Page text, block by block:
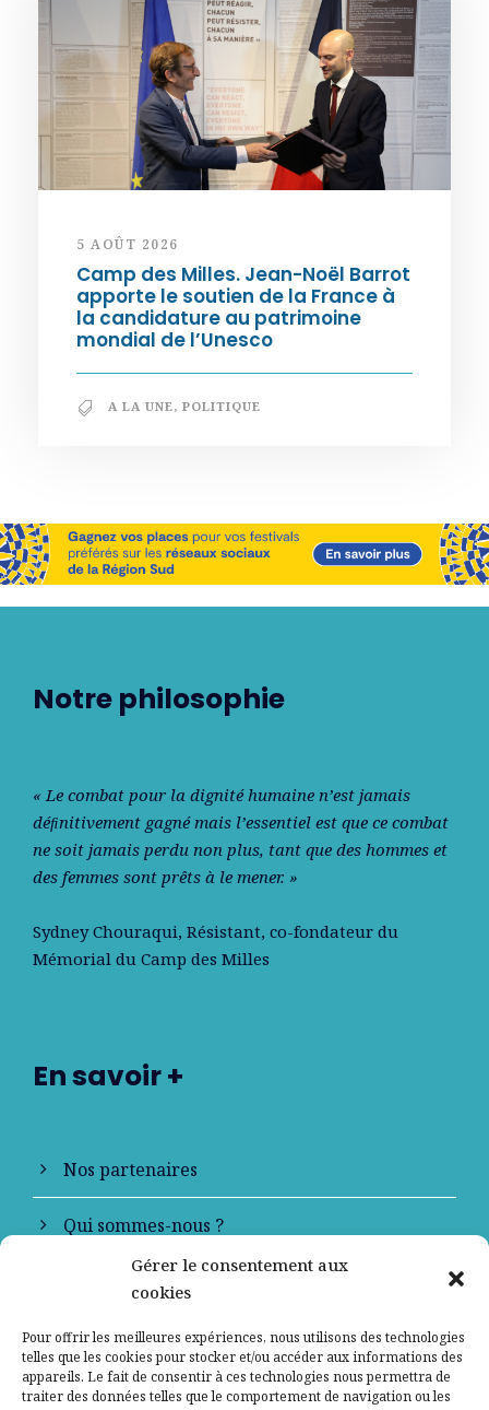
Gérer le consentement aux
cookies
Pour offrir les meilleures expériences, nous utilisons des technologies
telles que les cookies pour stocker et/ou accéder aux informations des
appareils. Le fait de consentir à ces technologies nous permettra de
traiter des données telles que le comportement de navigation ou les
5 AOÛT 2026
Camp des Milles. Jean-Noël Barrot
apporte le soutien de la France à
la candidature au patrimoine
mondial de l’Unesco
A LA UNE, POLITIQUE
Notre philosophie
« Le combat pour la dignité humaine n’est jamais
déﬁnitivement gagné mais l’essentiel est que ce combat
ne soit jamais perdu non plus, tant que des hommes et
des femmes sont prêts à le mener. »
Sydney Chouraqui, Résistant, co-fondateur du
Mémorial du Camp des Milles
En savoir +
Nos partenaires
Qui sommes-nous ?
Contactez-nous
Mentions légales
Politique de confidentialité